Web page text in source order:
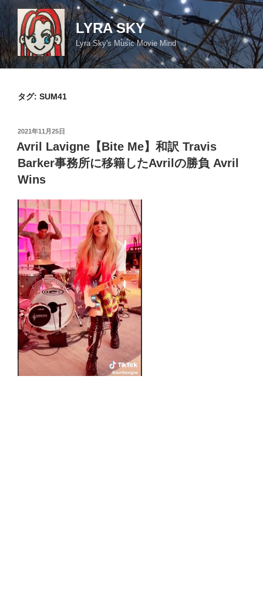
コ
ン
テ
ン
ツ
LYRA SKY
Lyra Sky's Music Movie Mind
タグ: SUM41
投
稿
日:
2021年11月25日
Avril Lavigne【Bite Me】和訳 Travis
Barker事務所に移籍したAvrilの勝負 Avril
Wins